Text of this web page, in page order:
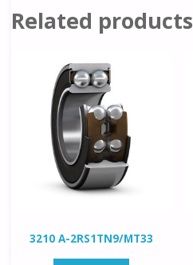
Related products
3210 A-2RS1TN9/MT33